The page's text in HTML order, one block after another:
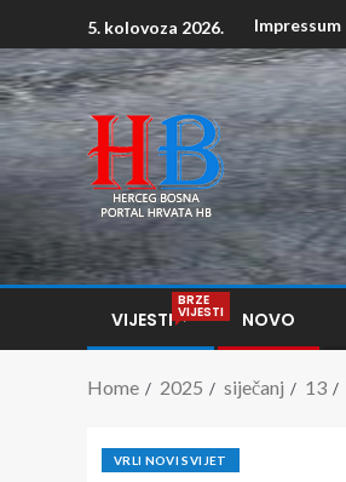
5. kolovoza 2026. Impressum
VIJESTI
BRZE
VIJESTI NOVO
Home 2025 siječanj 13
VRLI NOVI SVIJET